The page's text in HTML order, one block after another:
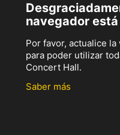
navegador
Por favor, actualice
para poder utilizar
Concert Hall.
Saber más